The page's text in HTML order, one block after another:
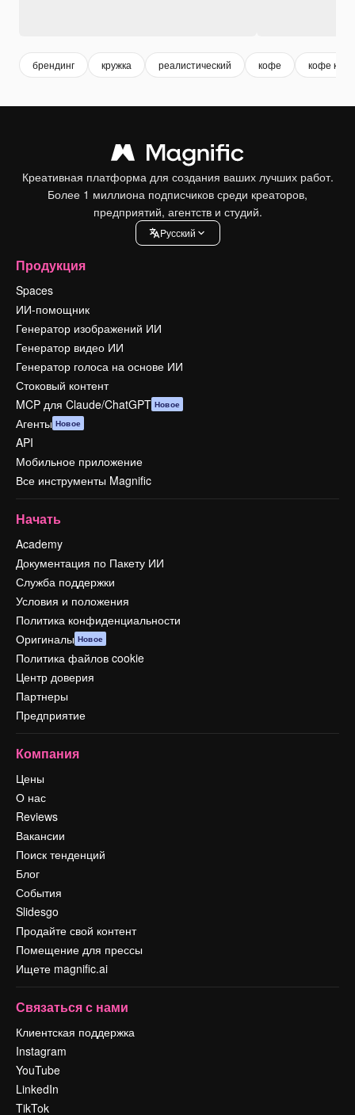
брендинг кружка реалистический кофе кофе
Креативная платформа для создания ваших лучших работ.
Более 1 миллиона подписчиков среди креаторов,
предприятий, агентств и студий.
Pусский
Продукция
Spaces
ИИ-помощник
Генератор изображений ИИ
Генератор видео ИИ
Генератор голоса на основе ИИ
Стоковый контент
MCP для Claude/ChatGPT Новое
Агенты Новое
API
Мобильное приложение
Все инструменты Magnific
Начать
Academy
Документация по Пакету ИИ
Служба поддержки
Условия и положения
Политика конфиденциальности
Оригиналы Новое
Политика файлов cookie
Центр доверия
Партнеры
Предприятие
Компания
Цены
О нас
Reviews
Вакансии
Поиск тенденций
Блог
События
Slidesgo
Продайте свой контент
Помещение для прессы
Ищете magnific.ai
Связаться с нами
Клиентская поддержка
Instagram
YouTube
LinkedIn
TikTok